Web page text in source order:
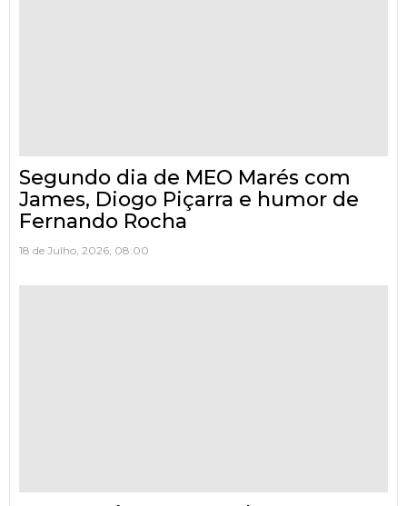
Segundo dia de MEO Marés com
James, Diogo Piçarra e humor de
Fernando Rocha
18 de Julho, 2026, 08:00